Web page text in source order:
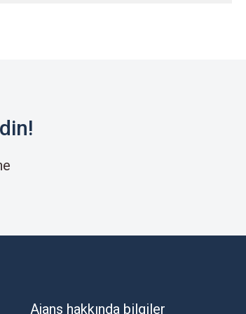
Ajans hakkında bilgiler